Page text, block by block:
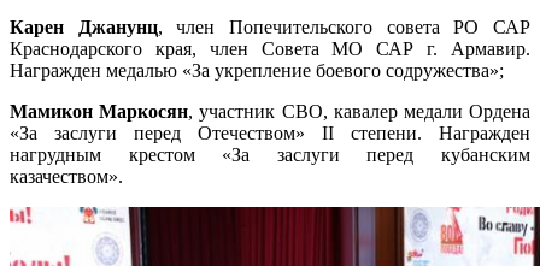
Карен Джанунц, член Попечительского совета РО САР
Краснодарского края, член Совета МО САР г. Армавир.
Награжден медалью «За укрепление боевого содружества»;
Мамикон Маркосян, участник СВО, кавалер медали Ордена
«За заслуги перед Отечеством» II степени. Награжден
нагрудным крестом «За заслуги перед кубанским
казачеством».